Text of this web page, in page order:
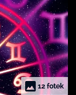
12 fotek